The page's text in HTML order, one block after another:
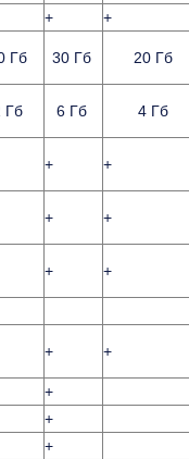
+
+
Гб 30 Гб 20 Гб
Гб 6 Гб 4 Гб
+ +
+ +
+ +
+ +
+
+
+